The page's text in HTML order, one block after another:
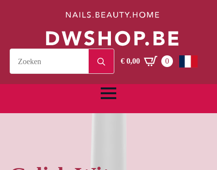
for:€0,00 0